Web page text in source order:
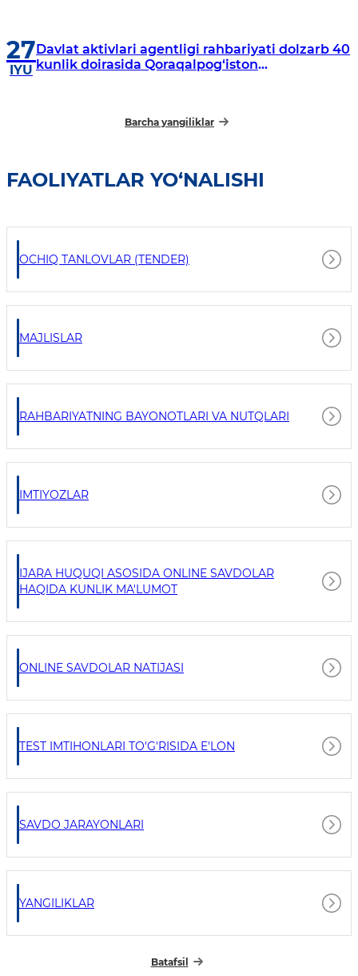
27
IYU
Davlat aktivlari agentligi rahbariyati dolzarb 40
kunlik doirasida Qoraqalpog‘iston
Barcha yangiliklar
FAOLIYATLAR YO‘NALISHI
OCHIQ TANLOVLAR (TENDER)
MAJLISLAR
RAHBARIYATNING BAYONOTLARI VA NUTQLARI
IMTIYOZLAR
IJARA HUQUQI ASOSIDA ONLINE SAVDOLAR
HAQIDA KUNLIK MA'LUMOT
ONLINE SAVDOLAR NATIJASI
TEST IMTIHONLARI TO'G'RISIDA E'LON
SAVDO JARAYONLARI
YANGILIKLAR
Batafsil